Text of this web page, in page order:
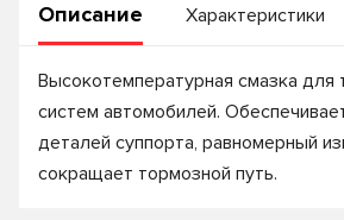
Описание Характеристики
Высокотемпературная смазка для
систем автомобилей.
деталей суппорта, равномерный
сокращает тормозной путь.